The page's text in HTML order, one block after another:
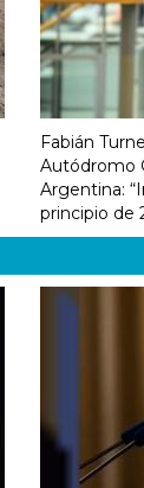
Fabián
Autódromo
Argentina:
principio de